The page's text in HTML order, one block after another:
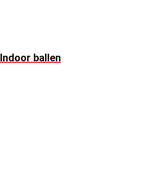
Indoor ballen